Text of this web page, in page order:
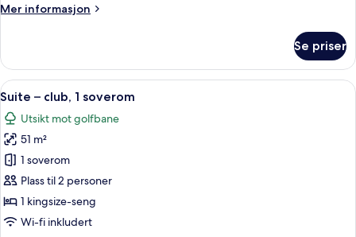
senger
Mer informasjon
Mer
–
executive,
2
queensize-
senger
Se priser
Åpne
alle
bildene
av
Suite
–
club,
1
Sengetøy av topp kvalitet, dundyner
10
Suite – club, 1 soverom
Utsikt mot golfbane
51 m²
1 soverom
Plass til 2 personer
1 kingsize-seng
Wi-fi inkludert